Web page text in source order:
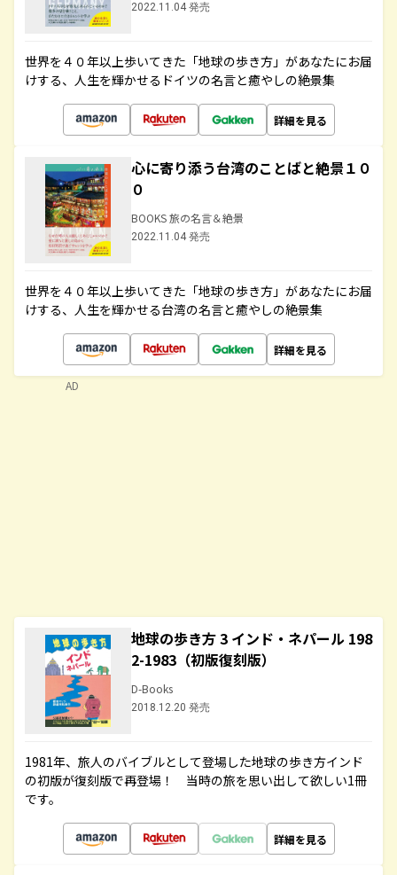
2022.11.04 発売
世界を４０年以上歩いてきた「地球の歩き方」があなたにお届
けする、人生を輝かせるドイツの名言と癒やしの絶景集
詳細を見る
心に寄り添う台湾のことばと絶景１０
０
BOOKS 旅の名言＆絶景
2022.11.04 発売
世界を４０年以上歩いてきた「地球の歩き方」があなたにお届
けする、人生を輝かせる台湾の名言と癒やしの絶景集
詳細を見る
地球の歩き方 3 インド・ネパール 198
2-1983（初版復刻版）
D-Books
2018.12.20 発売
1981年、旅人のバイブルとして登場した地球の歩き方インド
の初版が復刻版で再登場！ 当時の旅を思い出して欲しい1冊
です。
詳細を見る
AD